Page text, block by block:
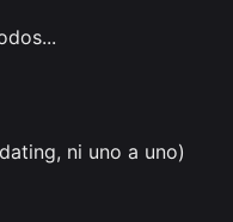
ni uno a uno)